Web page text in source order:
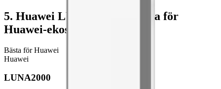
5. Huawei LUNA2000 — Bästa för
Huawei-ekosystem
Bästa för Huawei
Huawei
LUNA2000